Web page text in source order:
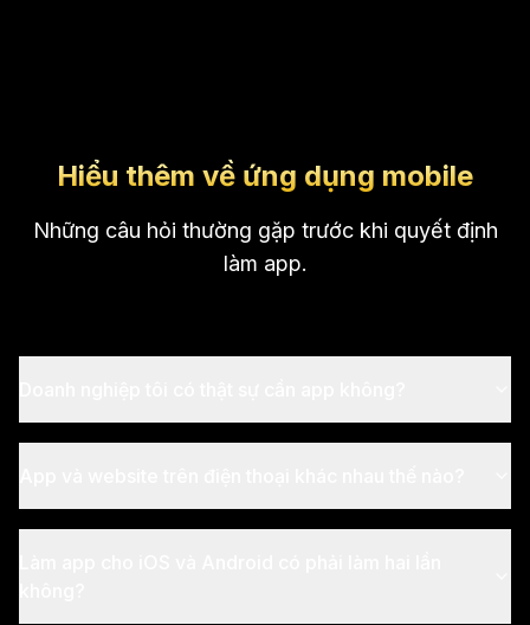
Hiểu thêm về ứng dụng mobile
Những câu hỏi thường gặp trước khi quyết định
làm app.